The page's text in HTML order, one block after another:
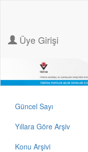
Üye Girişi
Güncel Sayı
Yıllara Göre Arşiv
Konu Arşivi